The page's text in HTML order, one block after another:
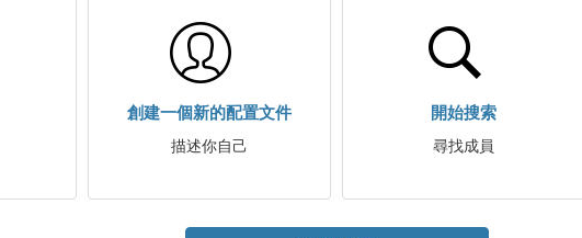
創建一個新的配置文件
描述你自己
開始搜索
尋找成員